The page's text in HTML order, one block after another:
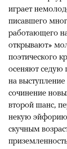
играет
писавшего
работающего
открывают»
поэтического
осеняют седую
на
сочинение
второй шанс,
некую
скучным